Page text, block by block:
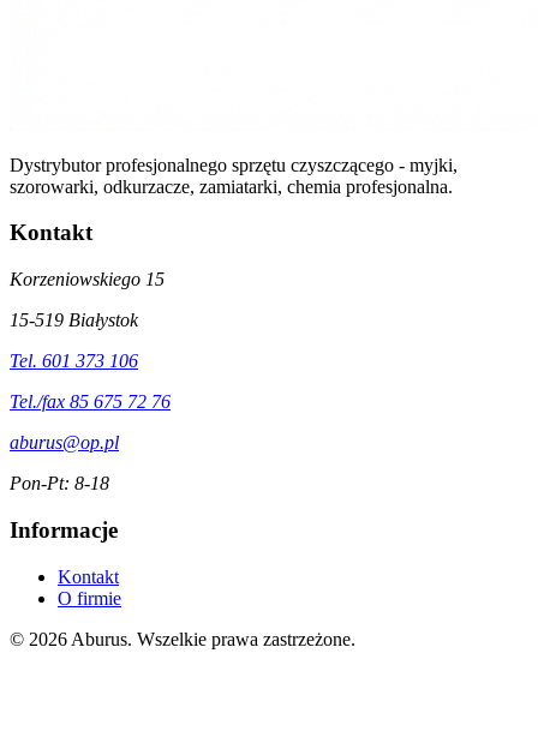
Dystrybutor profesjonalnego sprzętu czyszczącego - myjki,
szorowarki, odkurzacze, zamiatarki, chemia profesjonalna.
Kontakt
Korzeniowskiego 15
15-519 Białystok
Tel. 601 373 106
Tel./fax 85 675 72 76
aburus@op.pl
Pon-Pt: 8-18
Informacje
Kontakt
O firmie
© 2026 Aburus. Wszelkie prawa zastrzeżone.